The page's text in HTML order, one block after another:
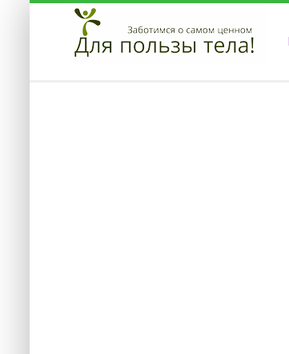
ПРИВЕТСТВУЕМ НА НАШЕМ САЙТЕ
Блок скоро обновится